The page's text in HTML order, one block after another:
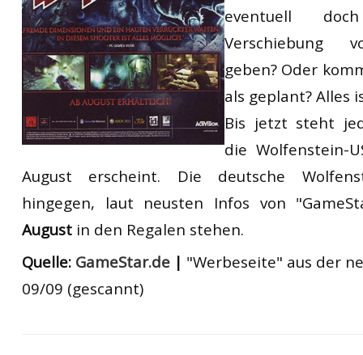
eventuell
Verschiebung
geben? Oder
als geplant? Alles
Bis jetzt steht
die Wolfenstein-
August erscheint. Die deutsche
hingegen, laut neusten Infos von
August in den Regalen stehen.
Quelle: GameStar.de | "Werbeseite" aus der
09/09 (gescannt)